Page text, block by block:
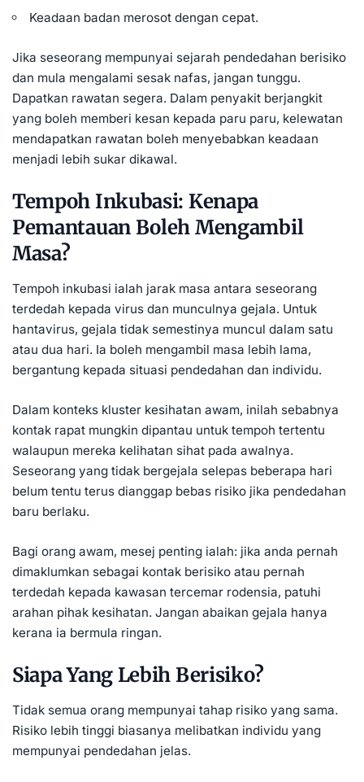
Keadaan badan merosot dengan cepat.
Jika seseorang mempunyai sejarah pendedahan berisiko
dan mula mengalami sesak nafas, jangan tunggu.
Dapatkan rawatan segera. Dalam penyakit berjangkit
yang boleh memberi kesan kepada paru paru, kelewatan
mendapatkan rawatan boleh menyebabkan keadaan
menjadi lebih sukar dikawal.
Tempoh Inkubasi: Kenapa
Pemantauan Boleh Mengambil
Masa?
Tempoh inkubasi ialah jarak masa antara seseorang
terdedah kepada virus dan munculnya gejala. Untuk
hantavirus, gejala tidak semestinya muncul dalam satu
atau dua hari. Ia boleh mengambil masa lebih lama,
bergantung kepada situasi pendedahan dan individu.
Dalam konteks kluster kesihatan awam, inilah sebabnya
kontak rapat mungkin dipantau untuk tempoh tertentu
walaupun mereka kelihatan sihat pada awalnya.
Seseorang yang tidak bergejala selepas beberapa hari
belum tentu terus dianggap bebas risiko jika pendedahan
baru berlaku.
Bagi orang awam, mesej penting ialah: jika anda pernah
dimaklumkan sebagai kontak berisiko atau pernah
terdedah kepada kawasan tercemar rodensia, patuhi
arahan pihak kesihatan. Jangan abaikan gejala hanya
kerana ia bermula ringan.
Siapa Yang Lebih Berisiko?
Tidak semua orang mempunyai tahap risiko yang sama.
Risiko lebih tinggi biasanya melibatkan individu yang
mempunyai pendedahan jelas.